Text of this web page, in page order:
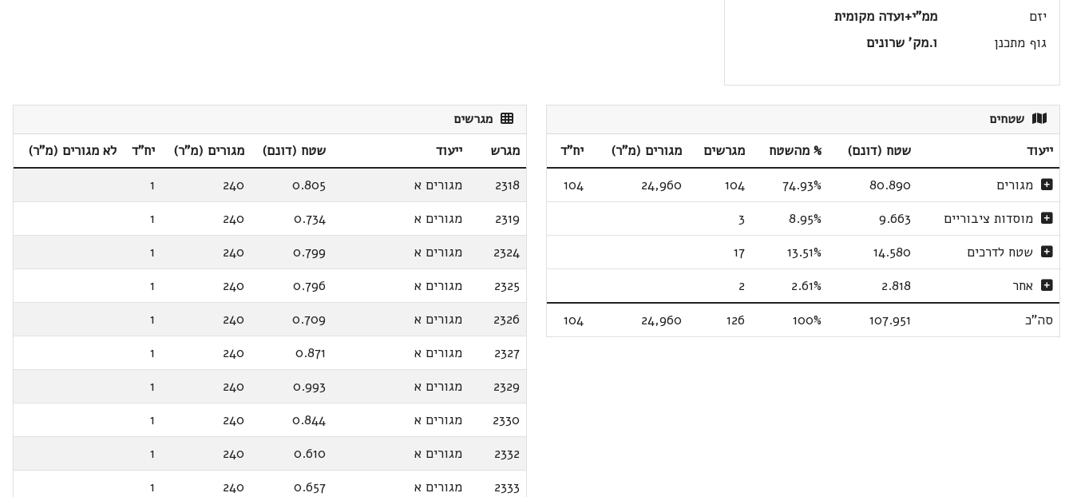
יזם
ממ"י+ועדה מקומית
גוף מתכנן
ו.מק' שרונים
שטחים
ייעוד שטח (דונם) % מהשטח מגרשים מגורים (מ"ר)
יח"ד
מגורים
80.890
74.93%
104
24,960
104
מוסדות ציבוריים
9.663
8.95%
3
שטח לדרכים
14.580
13.51%
17
אחר
2.818
2.61%
2
סה"כ
107.951
100%
126
24,960
104
מגרשים
מגרש ייעוד שטח (דונם) מגורים (מ"ר) יח"ד
לא מגורים (מ"ר)
2318
מגורים א 0.805
240
1
2319
מגורים א 0.734
240
1
2324
מגורים א 0.799
240
1
2325
מגורים א 0.796
240
1
2326
מגורים א 0.709
240
1
2327
מגורים א 0.871
240
1
2329
מגורים א 0.993
240
1
2330
מגורים א 0.844
240
1
2332
מגורים א 0.610
240
1
2333
מגורים א 0.657
240
1